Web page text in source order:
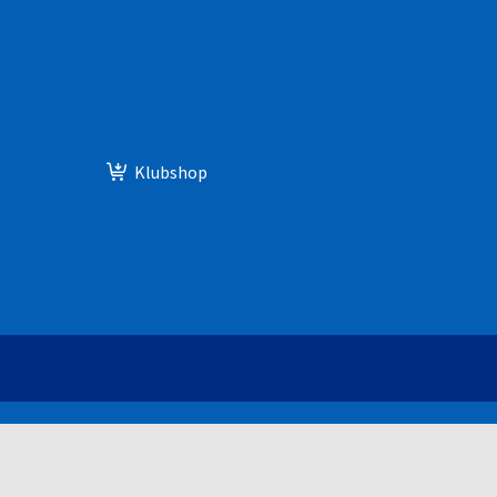
Klubshop